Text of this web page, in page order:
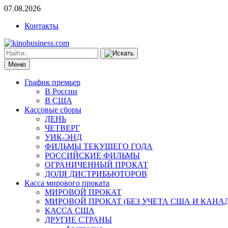
07.08.2026
Контакты
Меню
График премьер
В России
В США
Кассовые сборы
ДЕНЬ
ЧЕТВЕРГ
УИК-ЭНД
ФИЛЬМЫ ТЕКУЩЕГО ГОДА
РОССИЙСКИЕ ФИЛЬМЫ
ОГРАНИЧЕННЫЙ ПРОКАТ
ДОЛЯ ДИСТРИБЬЮТОРОВ
Касса мирового проката
МИРОВОЙ ПРОКАТ
МИРОВОЙ ПРОКАТ (БЕЗ УЧЕТА США И
КАССА США
ДРУГИЕ СТРАНЫ